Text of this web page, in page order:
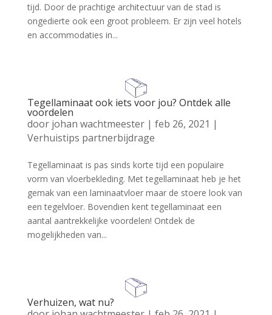
tijd. Door de prachtige architectuur van de stad is
ongedierte ook een groot probleem. Er zijn veel hotels
en accommodaties in...
Tegellaminaat ook iets voor jou? Ontdek alle
voordelen
door johan wachtmeester| feb 26, 2021 |
Verhuistips partnerbijdrage
Tegellaminaat is pas sinds korte tijd een populaire
vorm van vloerbekleding. Met tegellaminaat heb je het
gemak van een laminaatvloer maar de stoere look van
een tegelvloer. Bovendien kent tegellaminaat een
aantal aantrekkelijke voordelen! Ontdek de
mogelijkheden van...
Verhuizen, wat nu?